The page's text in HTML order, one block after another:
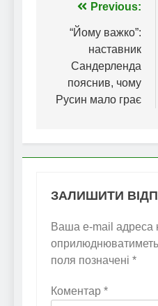
Навігація
записів
Previous:
“Йому важко”:
наставник
Сандерленда
пояснив, чому
Русин мало грає
ЗАЛИШИТИ
Ваша e-mail адреса
поля позначені *
Коментар *